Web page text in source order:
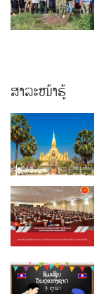
ສາລະໜ້າຮູ້